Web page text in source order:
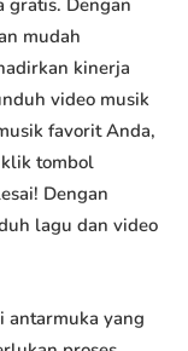
gratis. Dengan
mudah
kinerja
video musik
favorit Anda,
tombol
Dengan
lagu dan video
antarmuka yang